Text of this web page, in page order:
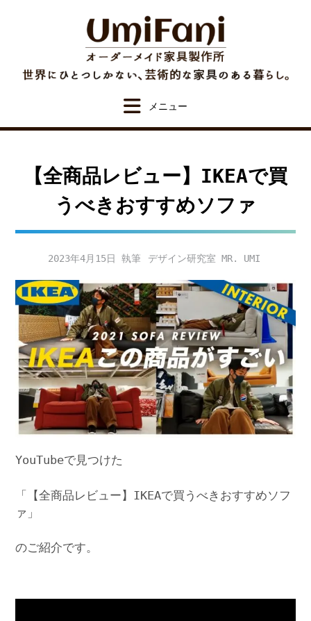
【全商品レビュー】IKEAで買
うべきおすすめソファ
2023年4月15日 デザイン研究室 MR. UMI
YouTubeで見つけた
「【全商品レビュー】IKEAで買うべきおすすめソフ
ァ」
のご紹介です。